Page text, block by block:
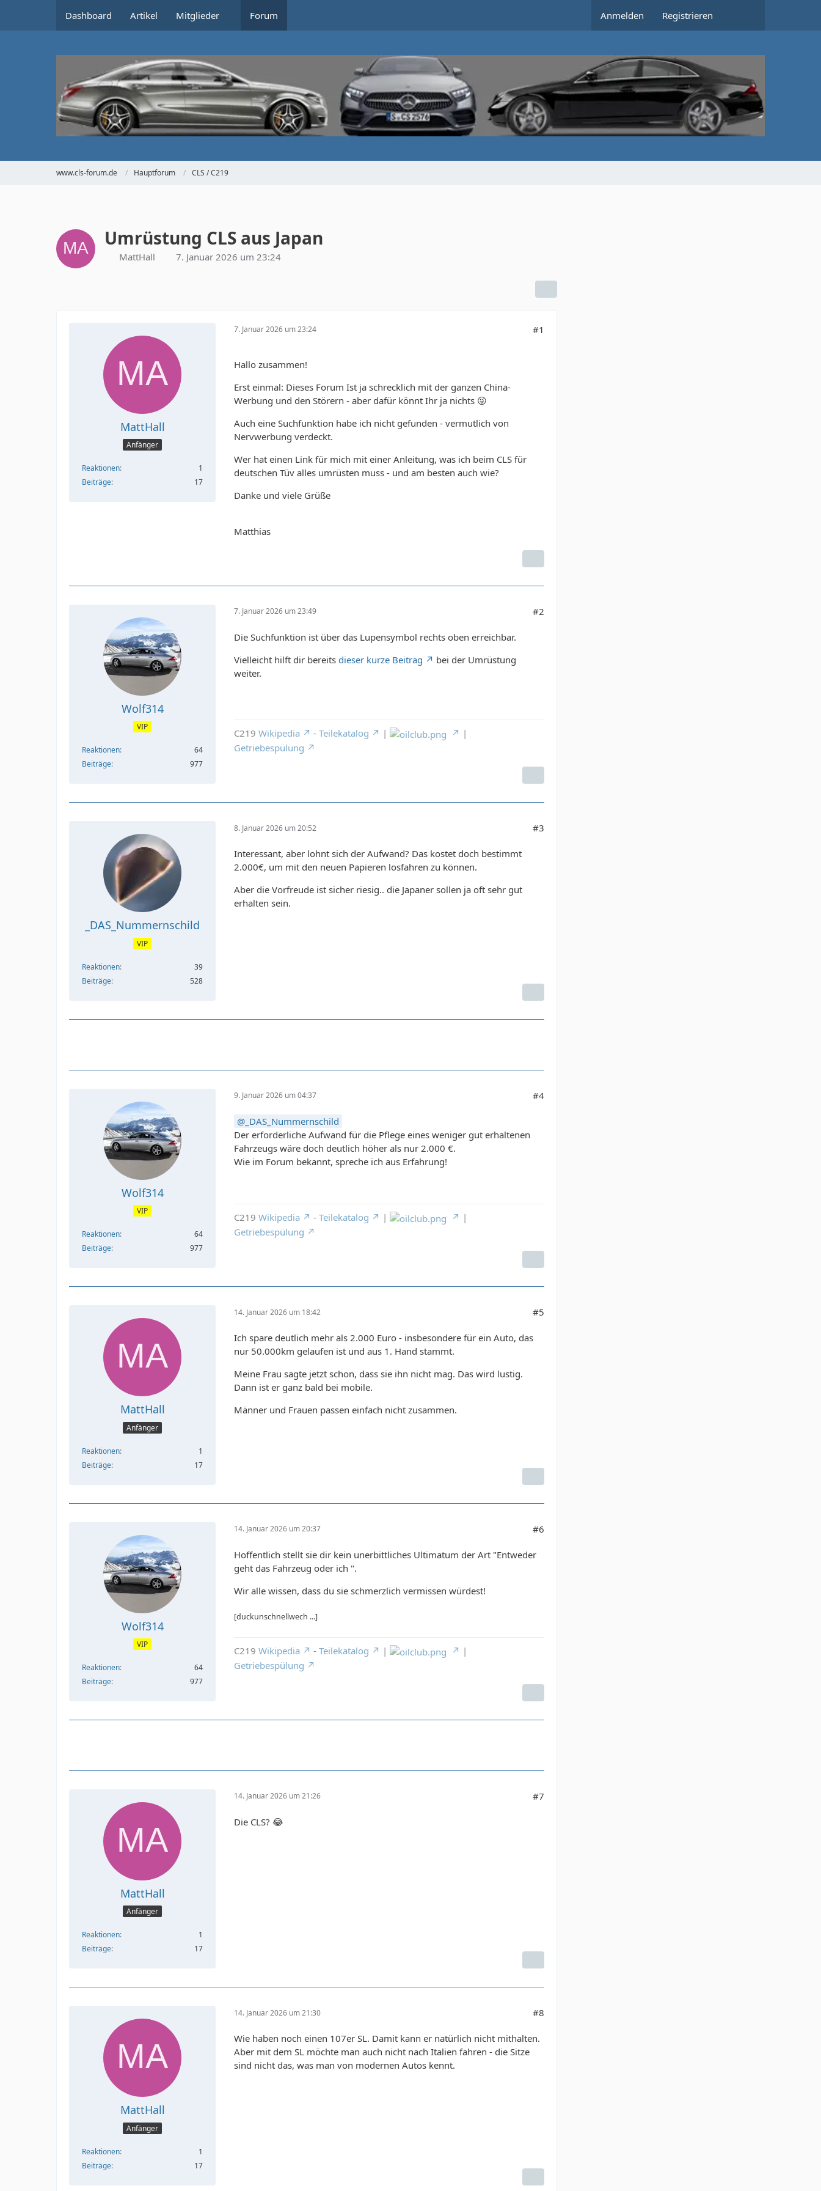
Dashboard Artikel Mitglieder Forum Anmelden Registrieren
www.cls-forum.de Hauptforum CLS / C219
Umrüstung CLS aus Japan
MattHall 7. Januar 2026 um 23:24
MattHall
Anfänger
Reaktionen
1
Beiträge
17
7. Januar 2026 um 23:24 #1
Hallo zusammen!
Erst einmal: Dieses Forum Ist ja schrecklich mit der ganzen China-
Werbung und den Störern - aber dafür könnt Ihr ja nichts 😜
Auch eine Suchfunktion habe ich nicht gefunden - vermutlich von
Nervwerbung verdeckt.
Wer hat einen Link für mich mit einer Anleitung, was ich beim CLS für
deutschen Tüv alles umrüsten muss - und am besten auch wie?
Danke und viele Grüße
Matthias
Wolf314
VIP
Reaktionen
64
Beiträge
977
7. Januar 2026 um 23:49 #2
Die Suchfunktion ist über das Lupensymbol rechts oben erreichbar.
Vielleicht hilft dir bereits dieser kurze Beitrag
bei der Umrüstung
weiter.
C219 Wikipedia - Teilekatalog |
|
Getriebespülung
_DAS_Nummernschild
VIP
Reaktionen
39
Beiträge
528
8. Januar 2026 um 20:52 #3
Interessant, aber lohnt sich der Aufwand? Das kostet doch bestimmt
2.000€, um mit den neuen Papieren losfahren zu können.
Aber die Vorfreude ist sicher riesig.. die Japaner sollen ja oft sehr gut
erhalten sein.
Wolf314
VIP
Reaktionen
64
Beiträge
977
9. Januar 2026 um 04:37 #4
_DAS_Nummernschild
Der erforderliche Aufwand für die Pflege eines weniger gut erhaltenen
Fahrzeugs wäre doch deutlich höher als nur 2.000 €.
Wie im Forum bekannt, spreche ich aus Erfahrung!
C219 Wikipedia - Teilekatalog |
|
Getriebespülung
MattHall
Anfänger
Reaktionen
1
Beiträge
17
14. Januar 2026 um 18:42 #5
Ich spare deutlich mehr als 2.000 Euro - insbesondere für ein Auto, das
nur 50.000km gelaufen ist und aus 1. Hand stammt.
Meine Frau sagte jetzt schon, dass sie ihn nicht mag. Das wird lustig.
Dann ist er ganz bald bei mobile.
Männer und Frauen passen einfach nicht zusammen.
Wolf314
VIP
Reaktionen
64
Beiträge
977
14. Januar 2026 um 20:37 #6
Hoffentlich stellt sie dir kein unerbittliches Ultimatum der Art "Entweder
geht das Fahrzeug oder ich ".
Wir alle wissen, dass du sie schmerzlich vermissen würdest!
[duckunschnellwech ...]
C219 Wikipedia - Teilekatalog |
|
Getriebespülung
MattHall
Anfänger
Reaktionen
1
Beiträge
17
14. Januar 2026 um 21:26 #7
Die CLS? 😂
MattHall
Anfänger
Reaktionen
1
Beiträge
17
14. Januar 2026 um 21:30 #8
Wie haben noch einen 107er SL. Damit kann er natürlich nicht mithalten.
Aber mit dem SL möchte man auch nicht nach Italien fahren - die Sitze
sind nicht das, was man von modernen Autos kennt.